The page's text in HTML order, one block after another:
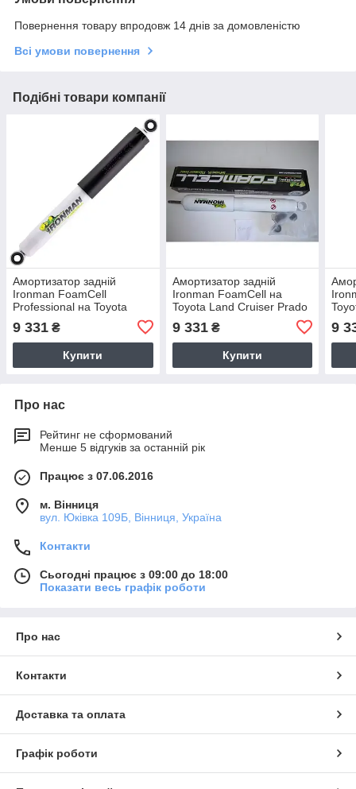
Повернення товару впродовж 14 днів за домовленістю
Всі умови повернення
Подібні товари компанії
Амортизатор задній
Ironman FoamCell
Professional на Toyota
Hilux, Land Cruiser 60, 70
масляний 24650FEP
9 331 ₴
Купити
Амортизатор задній
Ironman FoamCell на
Toyota Land Cruiser Prado
90, 95 масляний 24661FE
9 331₴
Купити
9
Про нас
Рейтинг не сформований
Менше 5 відгуків за останній рік
Працює з 07.06.2016
м. Вінниця
вул. Юківка 109Б, Вінниця, Україна
Контакти
Сьогодні працює з 09:00 до 18:00
Показати весь графік роботи
Про нас
Контакти
Доставка та оплата
Графік роботи